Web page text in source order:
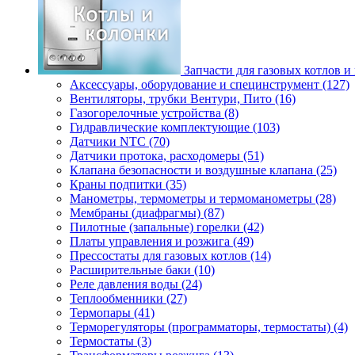
Запчасти для газовых котлов и
Аксессуары, оборудование и специнструмент (127)
Вентиляторы, трубки Вентури, Пито (16)
Газогорелочные устройства (8)
Гидравлические комплектующие (103)
Датчики NTC (70)
Датчики протока, расходомеры (51)
Клапана безопасности и воздушные клапана (25)
Краны подпитки (35)
Манометры, термометры и термоманометры (28)
Мембраны (диафрагмы) (87)
Пилотные (запальные) горелки (42)
Платы управления и розжига (49)
Прессостаты для газовых котлов (14)
Расширительные баки (10)
Реле давления воды (24)
Теплообменники (27)
Термопары (41)
Терморегуляторы (программаторы, термостаты) (4)
Термостаты (3)